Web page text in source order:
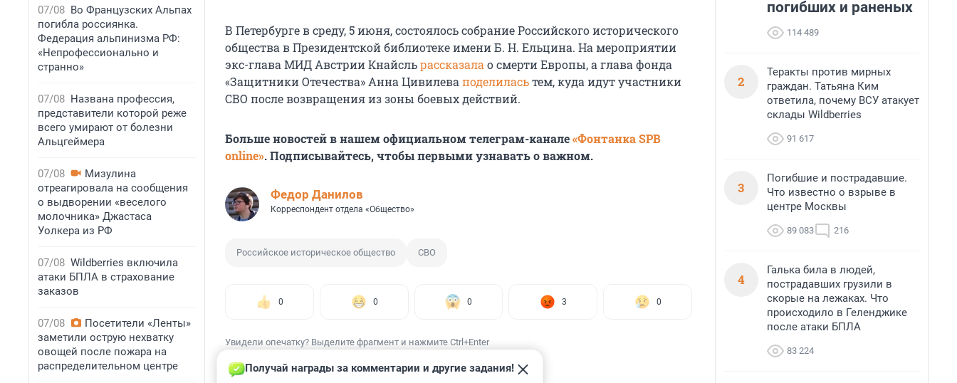
07/08 Во Французских Альпах
погибла россиянка.
Федерация альпинизма РФ:
«Непрофессионально и
странно»
07/08 Названа профессия,
представители которой реже
всего умирают от болезни
Альцгеймера
07/08
Мизулина
отреагировала на сообщения
о выдворении «веселого
молочника» Джастаса
Уолкера из РФ
07/08 Wildberries включила
атаки БПЛА в страхование
заказов
07/08
Посетители «Ленты»
заметили острую нехватку
овощей после пожара на
распределительном центре
В Петербурге в среду, 5 июня, состоялось собрание Российского исторического
общества в Президентской библиотеке имени Б. Н. Ельцина. На мероприятии
экс-глава МИД Австрии Кнайсльрассказала о смерти Европы, а глава фонда
«Защитники Отечества» Анна Цивилева поделиласьтем, куда идут участники
СВО после возвращения из зоны боевых действий.
Больше новостей в нашем официальном телеграм-канале«Фонтанка SPB
online». Подписывайтесь, чтобы первыми узнавать о важном.
Федор Данилов
Корреспондент отдела «Общество»
Российское историческое общество СВО
0 0 0 3 0
Увидели опечатку? Выделите фрагмент и нажмите Ctrl+Enter
Получай награды за комментарии и другие задания!
погибших и раненых
114 489
2
Теракты против мирных
граждан. Татьяна Ким
ответила, почему ВСУ атакует
склады Wildberries
91 617
3
Погибшие и пострадавшие.
Что известно о взрыве в
центре Москвы
89 083 216
4
Галька била в людей,
пострадавших грузили в
скорые на лежаках. Что
происходило в Геленджике
после атаки БПЛА
83 224